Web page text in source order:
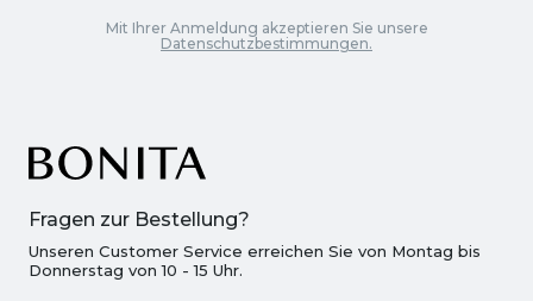
Fragen zur Bestellung?
Unseren Customer Service erreichen Sie von Montag bis
Donnerstag von 10 - 15 Uhr.
Mit Ihrer Anmeldung akzeptieren Sie unsere
Datenschutzbestimmungen.